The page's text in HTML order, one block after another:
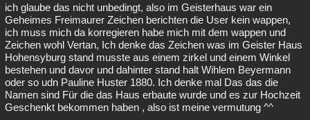
ich glaube das nicht unbedingt, also im Geisterhaus war ein
Geheimes Freimaurer Zeichen berichten die User kein wappen,
ich muss mich da korregieren habe mich mit dem wappen und
Zeichen wohl Vertan, Ich denke das Zeichen was im Geister Haus
Hohensyburg stand musste aus einem zirkel und einem Winkel
bestehen und davor und dahinter stand halt Wihlem Beyermann
oder so udn Pauline Huster 1880. Ich denke mal Das das die
Namen sind Für die das Haus erbaute wurde und es zur Hochzeit
Geschenkt bekommen haben , also ist meine vermutung ^^